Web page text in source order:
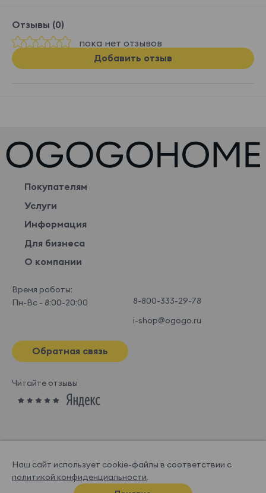
Отзывы (0)
пока нет отзывов
Добавить отзыв
Покупателям
Услуги
Информация
Для бизнеса
О компании
Время работы:
Пн-Вс - 8:00-20:00
8-800-333-29-78
i-shop@ogogo.ru
Обратная связь
Читайте отзывы
© OGOGOHOME, 2026
Наш сайт использует cookie-файлы в соответствии с
политикой конфиденциальности.